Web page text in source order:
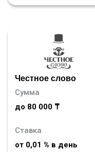
Честное слово
Сумма
до 80 000 ₸
Ставка
от 0,01 % в день